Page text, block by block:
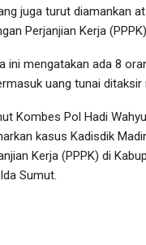
juga turut diamankan
Perjanjian Kerja
ini mengatakan ada 8
uang tunai
Kombes Pol Hadi
kasus Kadisdik
Kerja (PPPK) di
Sumut.